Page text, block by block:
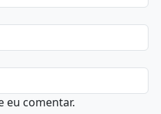
eu comentar.